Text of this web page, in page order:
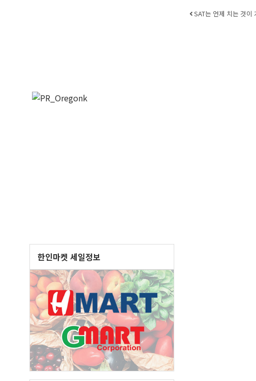
한인마켓 세일정보
Post
SAT는 언제 치는 것이